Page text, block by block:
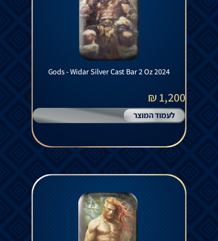
Gods - Widar Silver Cast Bar 2 Oz 2024
1,200 ₪
לעמוד המוצר